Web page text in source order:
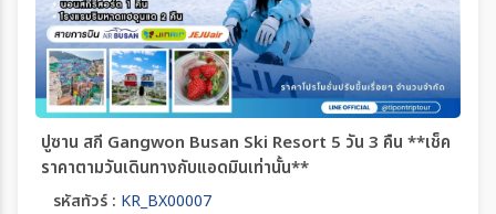
ปูซาน สกี Gangwon Busan Ski Resort 5 วัน 3 คืน **เช็ค
ราคาตามวันเดินทางกับแอดมินเท่านั้น**
รหัสทัวร์ : KR_BX00007